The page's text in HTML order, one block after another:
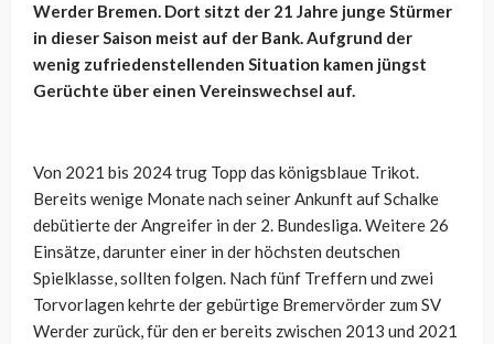
Werder Bremen. Dort sitzt der 21 Jahre junge Stürmer
in dieser Saison meist auf der Bank. Aufgrund der
wenig zufriedenstellenden Situation kamen jüngst
Gerüchte über einen Vereinswechsel auf.
Von 2021 bis 2024 trug Topp das königsblaue Trikot.
Bereits wenige Monate nach seiner Ankunft auf Schalke
debütierte der Angreifer in der 2. Bundesliga. Weitere 26
Einsätze, darunter einer in der höchsten deutschen
Spielklasse, sollten folgen. Nach fünf Treffern und zwei
Torvorlagen kehrte der gebürtige Bremervörder zum SV
Werder zurück, für den er bereits zwischen 2013 und 2021